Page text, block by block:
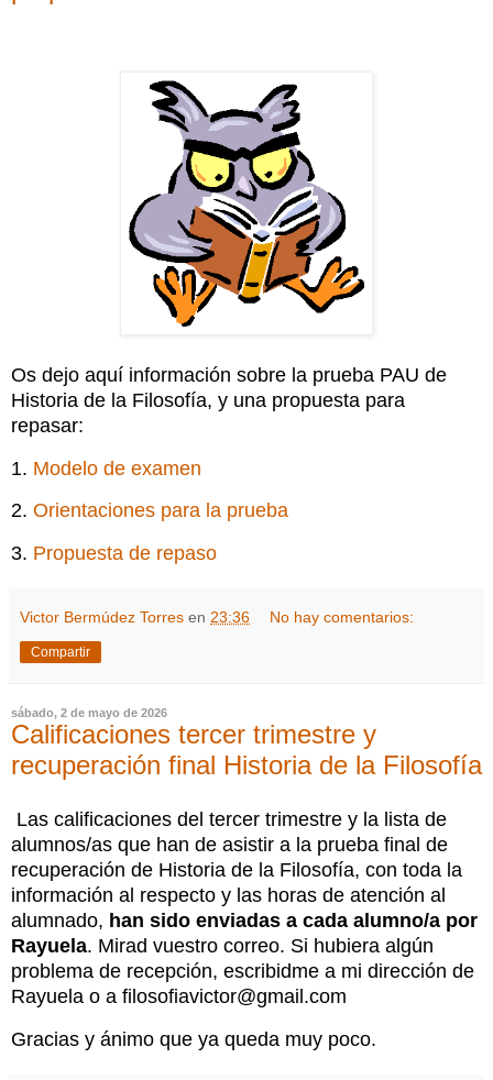
Os dejo aquí información sobre la prueba PAU de
Historia de la Filosofía, y una propuesta para
repasar:
1. Modelo de examen
2. Orientaciones para la prueba
3. Propuesta de repaso
Victor Bermúdez Torres en 23:36 No hay comentarios:
Compartir
sábado, 2 de mayo de 2026
Calificaciones tercer trimestre y
recuperación final Historia de la Filosofía
Las calificaciones del tercer trimestre y la lista de
alumnos/as que han de asistir a la prueba final de
recuperación de Historia de la Filosofía, con toda la
información al respecto y las horas de atención al
alumnado, han sido enviadas a cada alumno/a por
Rayuela. Mirad vuestro correo. Si hubiera algún
problema de recepción, escribidme a mi dirección de
Rayuela o a filosofiavictor@gmail.com
Gracias y ánimo que ya queda muy poco.